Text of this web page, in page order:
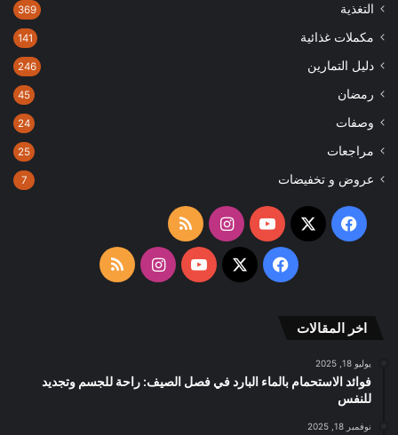
التغذية 369
مكملات غذائية 141
دليل التمارين 246
رمضان 45
وصفات 24
مراجعات 25
عروض و تخفيضات 7
فيسبوك
‫X
‫YouTubeانستقرامملخص
الموقع
فيسبوك
‫X
‫YouTubeانستقرامملخص
اخر المقالات
يوليو 18, 2025
فوائد الاستحمام بالماء البارد في فصل الصيف: راحة للجسم وتجديد
للنفس
نوفمبر 18, 2025